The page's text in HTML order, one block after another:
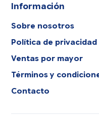
Información
Sobre nosotros
Política de privacidad
Ventas por mayor
Términos y
Contacto